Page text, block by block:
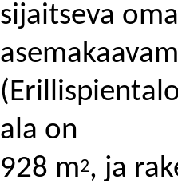
sijaitseva
ala on
928 m2, ja